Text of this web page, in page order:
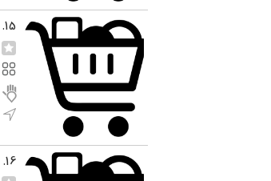
15.
16.